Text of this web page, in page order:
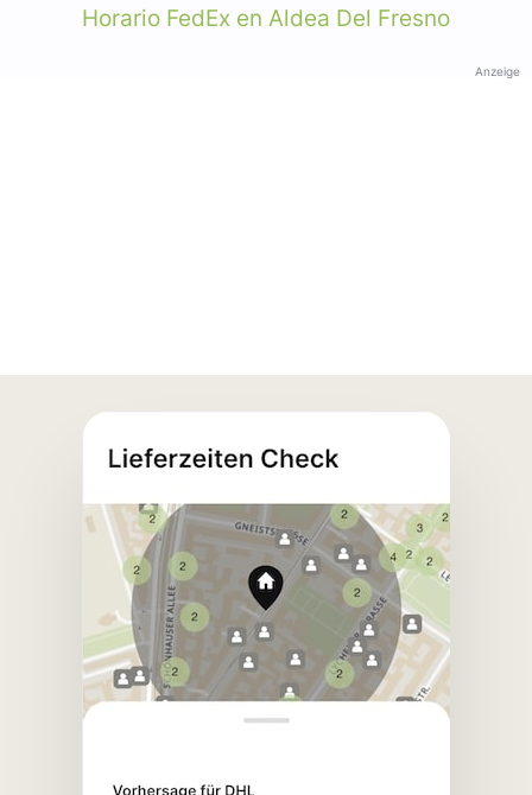
Horario FedEx en Aldea Del Fresno
Anzeige